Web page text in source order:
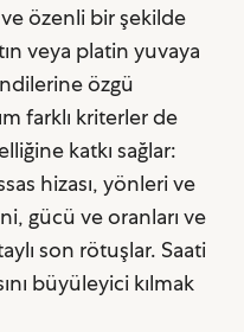
özenli bir şekilde
veya platin yuvaya
özgü
farklı kriterler de
katkı sağlar:
hizası, yönleri ve
gücü ve oranları ve
son rötuşlar. Saati
büyüleyici kılmak